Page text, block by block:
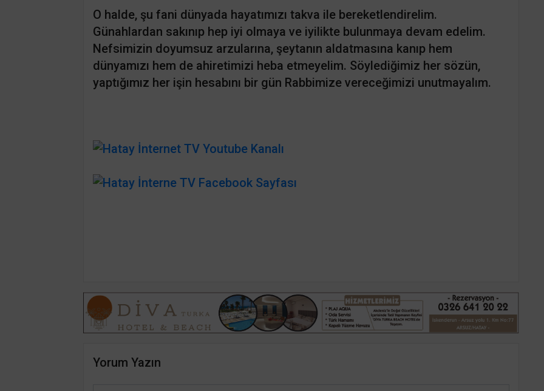
O halde, şu fani dünyada hayatımızı takva ile bereketlendirelim.
Günahlardan sakınıp hep iyi olmaya ve iyilikte bulunmaya devam edelim.
Nefsimizin doyumsuz arzularına, şeytanın aldatmasına kanıp hem
dünyamızı hem de ahiretimizi heba etmeyelim. Söylediğimiz her sözün,
yaptığımız her işin hesabını bir gün Rabbimize vereceğimizi unutmayalım.
Yorum Yazın